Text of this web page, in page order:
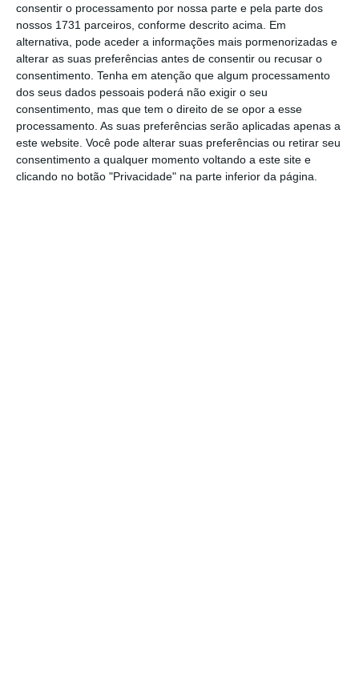
consentir o processamento por nossa parte e pela parte dos
nossos 1731 parceiros, conforme descrito acima. Em
alternativa, pode aceder a informações mais pormenorizadas e
alterar as suas preferências antes de consentir ou recusar o
consentimento. Tenha em atenção que algum processamento
dos seus dados pessoais poderá não exigir o seu
consentimento, mas que tem o direito de se opor a esse
processamento. As suas preferências serão aplicadas apenas a
este website. Você pode alterar suas preferências ou retirar seu
consentimento a qualquer momento voltando a este site e
clicando no botão "Privacidade" na parte inferior da página.
No momento em que a informação é
mais importante do que nunca, apoie
o jornalismo independente e rigoroso.
De que forma? Assine o ECO Premium e
tenha acesso a notícias exclusivas, à
opinião que conta, às reportagens e
especiais que mostram o outro lado da